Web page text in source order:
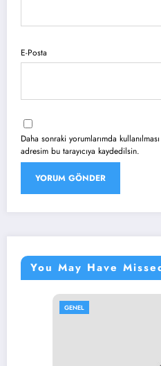
E-Posta
Daha sonraki yorumlarımda
adresim bu tarayıcıya kaydedilsin.
You May Have